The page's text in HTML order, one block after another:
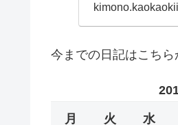
今までの日記はこちら
月 火 水